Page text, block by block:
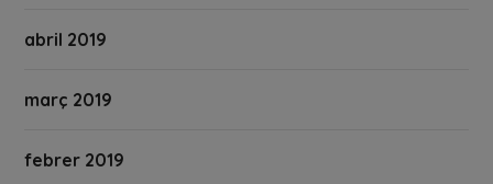
abril 2019
març 2019
febrer 2019